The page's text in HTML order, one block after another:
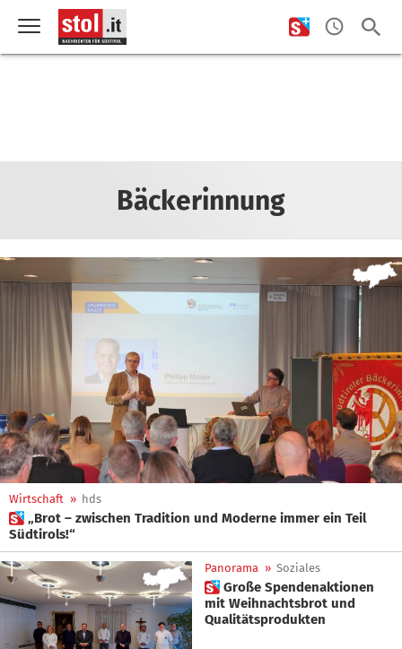
Bäckerinnung
Wirtschaft » hds
 „Brot – zwischen Tradition und Moderne immer ein Teil
Südtirols!“
Panorama » Soziales
 Große Spendenaktionen
mit Weihnachtsbrot und
Qualitätsprodukten